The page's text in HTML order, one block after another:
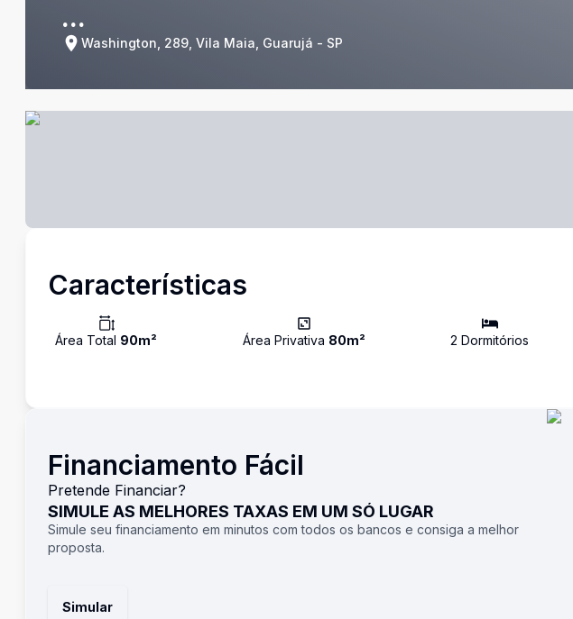
...
Washington, 289, Vila Maia, Guarujá - SP
Características
Área Total 90m² Área Privativa 80m² 2 Dormitórios
Financiamento Fácil
Pretende Financiar?
SIMULE AS MELHORES TAXAS EM UM SÓ LUGAR
Simule seu financiamento em minutos com todos os bancos e consiga a melhor
proposta.
Simular